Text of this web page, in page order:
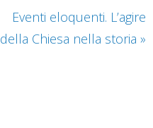
Eventi eloquenti. L’agire
della Chiesa nella storia »